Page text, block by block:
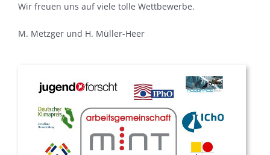
Wir freuen uns auf viele tolle Wettbewerbe.
M. Metzger und H. Müller-Heer